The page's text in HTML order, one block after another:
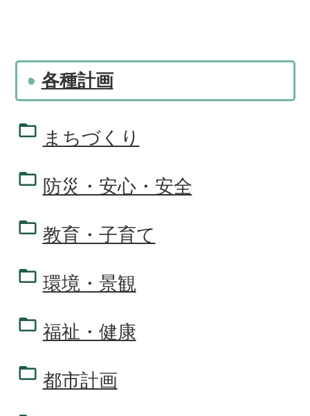
各種計画
まちづくり
防災・安心・安全
教育・子育て
環境・景観
福祉・健康
都市計画